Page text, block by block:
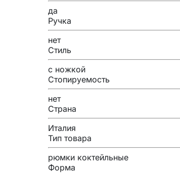
да
Ручка
нет
Стиль
с ножкой
Стопируемость
нет
Страна
Италия
Тип товара
рюмки коктейльные
Форма